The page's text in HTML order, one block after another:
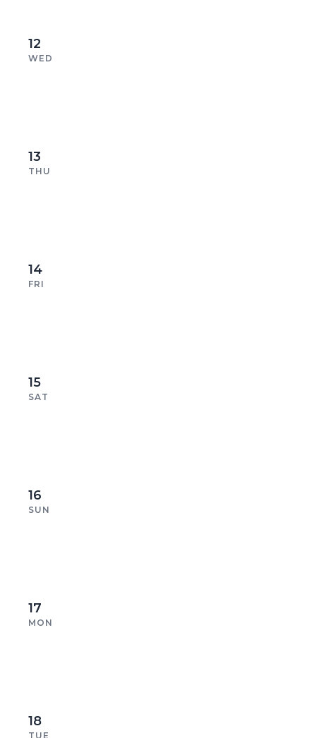
12
WED
13
THU
14
FRI
15
SAT
16
SUN
17
MON
18
TUE